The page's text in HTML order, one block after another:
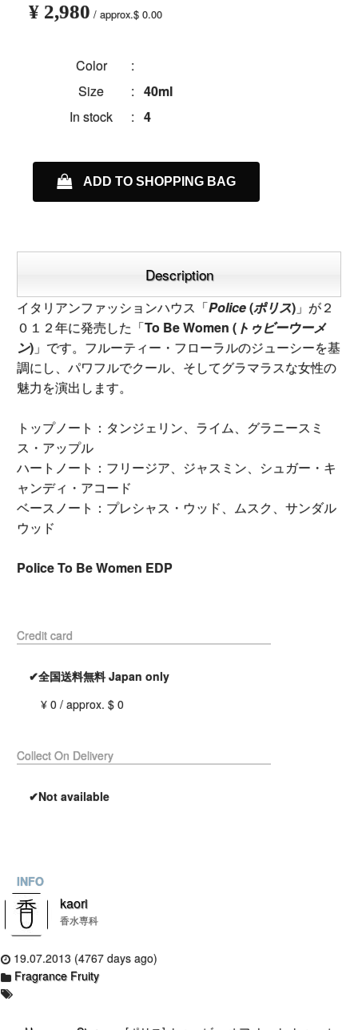
¥ 2,980 / approx.$ 0.00
Color
:
Size
: 40ml
In stock
: 4
ADD TO SHOPPING BAG
Description
イタリアンファッションハウス「Police(ポリス) 」が２
０１２年に発売した「To Be Women ( トゥビーウーメ
ン) 」です。フルーティー・フローラルのジューシーを基
調にし、パワフルでクール、そしてグラマラスな女性の
魅力を演出します。
トップノート：タンジェリン、ライム、グラニースミ
ス・アップル
ハートノート：フリージア、ジャスミン、シュガー・キ
ャンディ・アコード
ベースノート：プレシャス・ウッド、ムスク、サンダル
ウッド
Police To Be Women EDP
Credit card
✔全国送料無料 Japan only
¥ 0 / approx. $ 0
Collect On Delivery
✔Not available
INFO
kaori
香水専科
19.07.2013 (4767 days ago)
Fragrance Fruity